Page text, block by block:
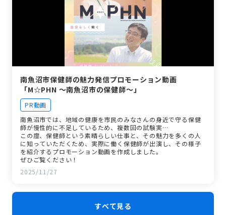
南魚沼市保健師の魅力発信プロモーション動画
「M☆PHN ～南魚沼市の保健師～」
PR動画
南魚沼市では、地域の健康を市民のみなさんの身近で守る保健
師が慢性的に不足しているため、複数回の試験実…
この度、保健師という素晴らしい仕事と、その魅力を多くの人
に知っていただくため、実際に働く保健師が出演し、その様子
を紹介するプロモーション動画を作成しました。
ぜひご覧ください！
2025/11/27
すべて見る